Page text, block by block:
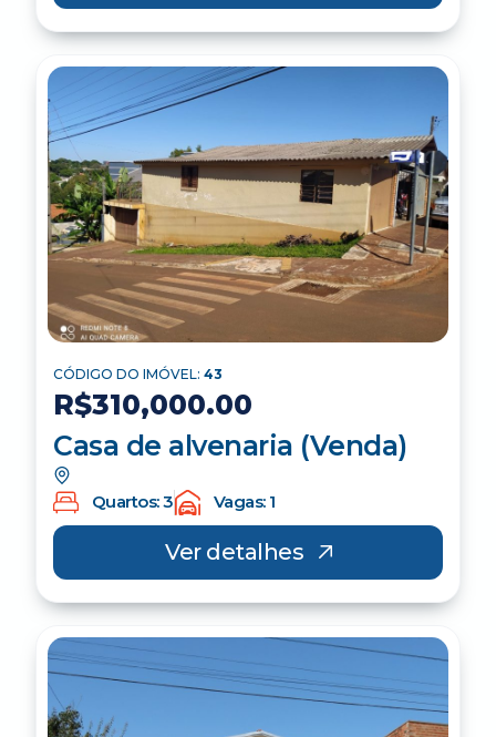
CÓDIGO DO IMÓVEL: 43
R$310,000.00
Casa de alvenaria (Venda)
Quartos: 3 Vagas: 1
Ver detalhes